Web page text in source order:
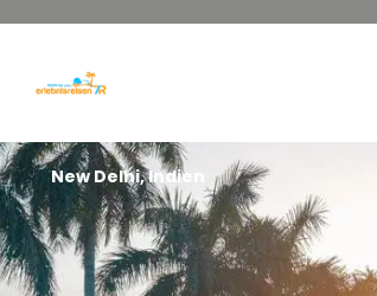
New Delhi, Indien